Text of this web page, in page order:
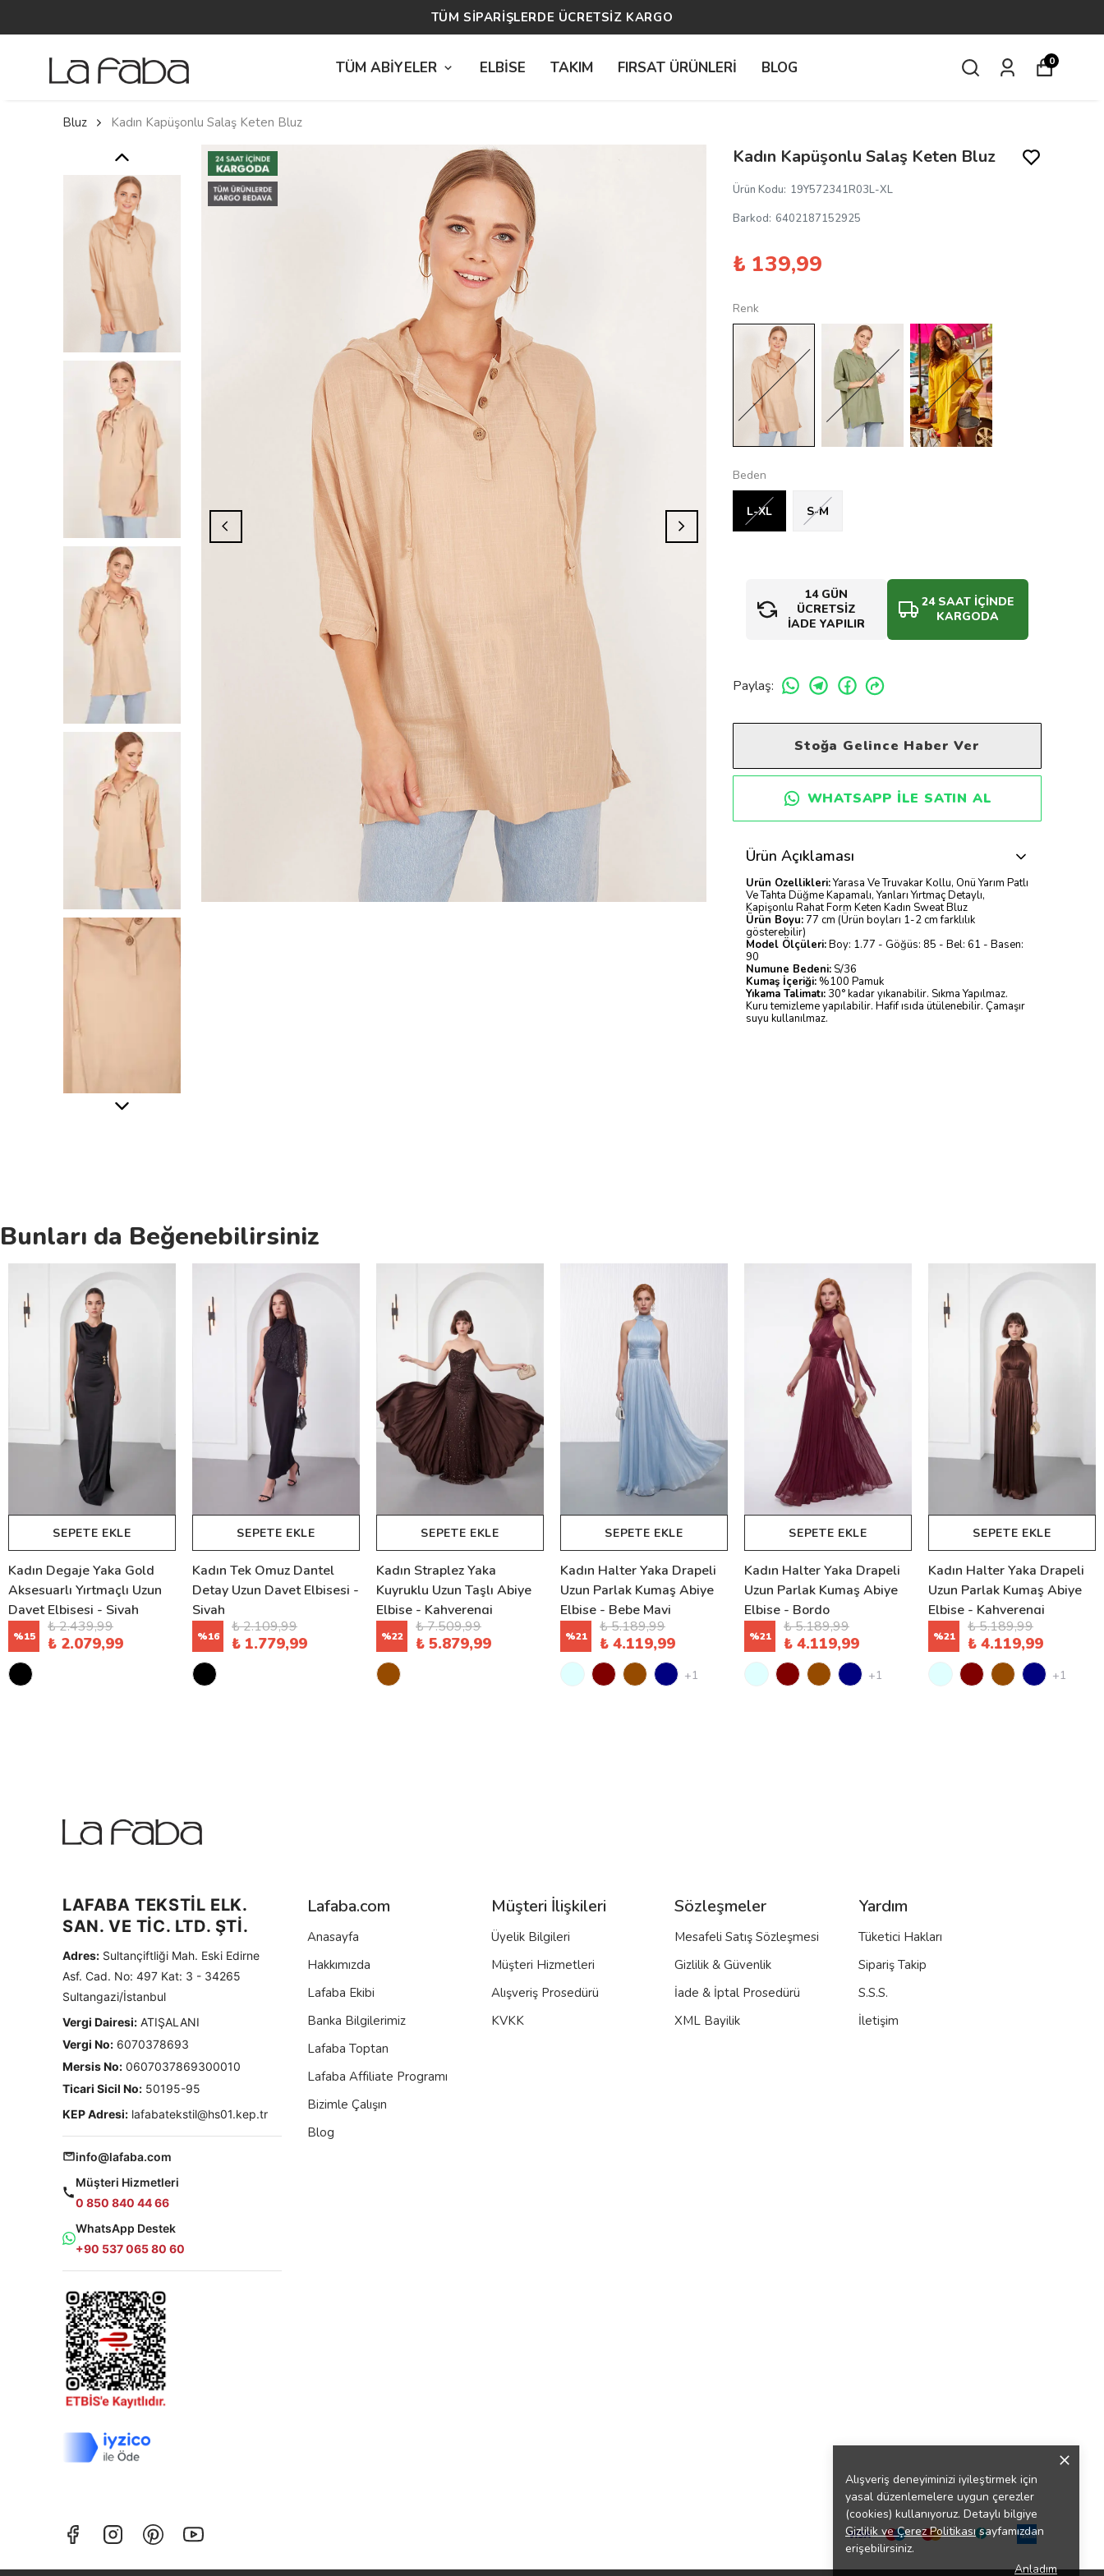
14 GÜN ÜCRETSİZ İADE
TÜM ABİYELER ELBİSE TAKIM FIRSAT ÜRÜNLERİ BLOG 0
Alışveriş deneyiminizi iyileştirmek için
yasal düzenlemelere uygun çerezler
(cookies) kullanıyoruz. Detaylı bilgiye
Gizlilik ve Çerez Politikasısayfamızdan
erişebilirsiniz.
Anladım
Bluz Kadın Kapüşonlu Salaş Keten Bluz
Kadın Kapüşonlu Salaş Keten Bluz
Ürün Kodu: 19Y572341R03L-XL
Barkod: 6402187152925
₺ 139,99
Renk
Beden
L-XL S-M
14 GÜN
ÜCRETSİZ
İADE YAPILIR
24 SAAT İÇİNDE
KARGODA
Paylaş:
Stoğa Gelince Haber Ver
WHATSAPP ILE SATIN AL
Ürün Açıklaması
Ürün Özellikleri:Yarasa Ve Truvakar Kollu, Önü Yarım Patlı
Ve Tahta Düğme Kapamalı, Yanları Yırtmaç Detaylı,
Kapişonlu Rahat Form Keten Kadın Sweat Bluz
Ürün Boyu:77 cm (Ürün boyları 1-2 cm farklılık
gösterebilir)
Model Ölçüleri:Boy: 1.77 - Göğüs: 85 - Bel: 61 - Basen:
90
Numune Bedeni: S/36
Kumaş İçeriği: %100 Pamuk
Yıkama Talimatı:30° kadar yıkanabilir. Sıkma Yapılmaz.
Kuru temizleme yapılabilir. Hafif ısıda ütülenebilir. Çamaşır
suyu kullanılmaz.
Bunları da Beğenebilirsiniz
SEPETE EKLE
Kadın Degaje Yaka Gold
Aksesuarlı Yırtmaçlı Uzun
Davet Elbisesi - Siyah
%15
₺ 2.439,99
₺ 2.079,99
SEPETE EKLE
Kadın Tek Omuz Dantel
Detay Uzun Davet Elbisesi -
Siyah
%16
₺ 2.109,99
₺ 1.779,99
SEPETE EKLE
Kadın Straplez Yaka
Kuyruklu Uzun Taşlı Abiye
Elbise - Kahverengi
%22
₺ 7.509,99
₺ 5.879,99
SEPETE EKLE
Kadın Halter Yaka Drapeli
Uzun Parlak Kumaş Abiye
Elbise - Bebe Mavi
%21
₺ 5.189,99
₺ 4.119,99
+1
SEPETE EKLE
Kadın Halter Yaka Drapeli
Uzun Parlak Kumaş Abiye
Elbise - Bordo
%21
₺ 5.189,99
₺ 4.119,99
+1
SEPETE EKLE
Kadın Halter Yaka Drapeli
Uzun Parlak Kumaş Abiye
Elbise - Kahverengi
%21
₺ 5.189,99
₺ 4.119,99
+1
Lafaba.com
Anasayfa
Hakkımızda
Lafaba Ekibi
Banka Bilgilerimiz
Lafaba Toptan
Lafaba Affiliate Programı
Bizimle Çalışın
Blog
Müşteri İlişkileri
Üyelik Bilgileri
Müşteri Hizmetleri
Alışveriş Prosedürü
KVKK
Sözleşmeler
Mesafeli Satış Sözleşmesi
Gizlilik & Güvenlik
İade & İptal Prosedürü
XML Bayilik
Yardım
Tüketici Hakları
Sipariş Takip
S.S.S.
İletişim
LAFABA TEKSTİL ELK.
SAN. VE TİC. LTD. ŞTİ.
Adres: Sultançiftliği Mah. Eski Edirne
Asf. Cad. No: 497 Kat: 3 - 34265
Sultangazi/İstanbul
Vergi Dairesi: ATIŞALANI
Vergi No: 6070378693
Mersis No: 0607037869300010
Ticari Sicil No: 50195-95
KEP Adresi: lafabatekstil@hs01.kep.tr
info@lafaba.com
Müşteri Hizmetleri
0 850 840 44 66
WhatsApp Destek
+90 537 065 80 60